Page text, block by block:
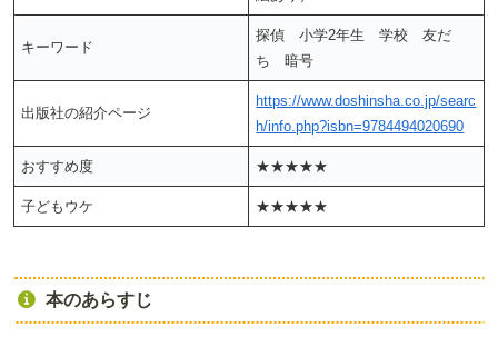
キーワード
探偵 小学2年生 学校 友だ
ち 暗号
出版社の紹介ページ
https://www.doshinsha.co.jp/searc
h/info.php?isbn=9784494020690
おすすめ度 ★★★★★
子どもウケ ★★★★★
本のあらすじ